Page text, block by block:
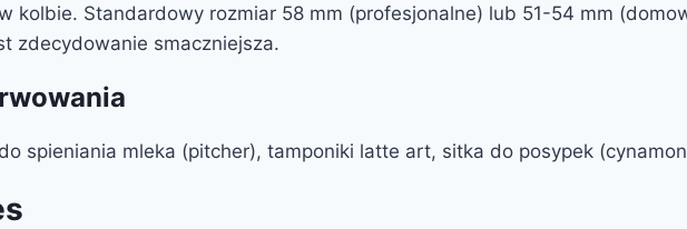
kolbie. Standardowy rozmiar 58 mm (profesjonalne) lub 51-54 mm
zdecydowanie smaczniejsza.
spieniania mleka (pitcher), tamponiki latte art, sitka do posypek